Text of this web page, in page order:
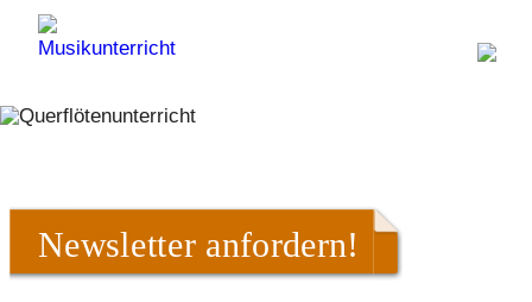
Newsletter anfordern!